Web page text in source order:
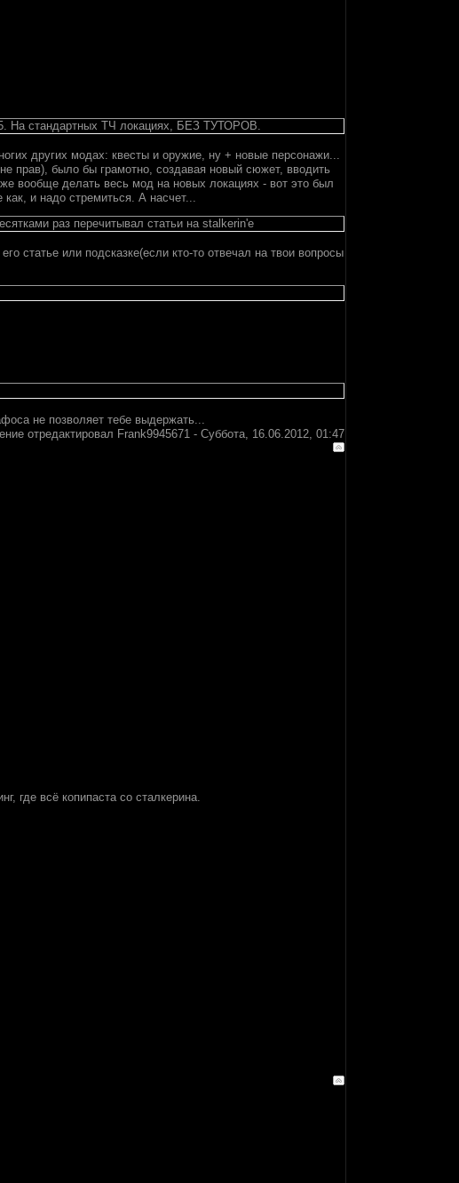
На стандартных ТЧ локациях, БЕЗ ТУТОРОВ.
других модах: квесты и оружие, ну + новые персонажи...
прав), было бы грамотно, создавая новый сюжет, вводить
вообще делать весь мод на новых локациях - вот это был
и надо стремиться. А насчет...
раз перечитывал статьи на stalkerin'e
статье или подсказке(если кто-то отвечал на твои вопросы
не позволяет тебе выдержать...
отредактировал Frank9945671 - Суббота, 16.06.2012, 01:47
где всё копипаста со сталкерина.